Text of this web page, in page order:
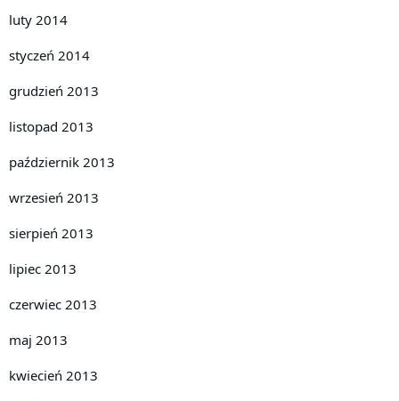
luty 2014
styczeń 2014
grudzień 2013
listopad 2013
październik 2013
wrzesień 2013
sierpień 2013
lipiec 2013
czerwiec 2013
maj 2013
kwiecień 2013